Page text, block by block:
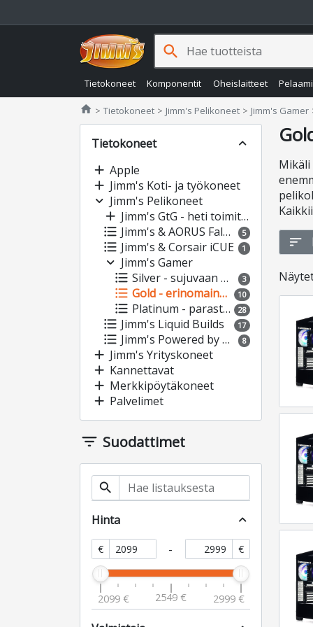
Tietokoneet Komponentit Oheislaitteet
search
home Jimms.fi
Tietokoneet Jimm's Pelikoneet Jimm's Gamer
Tietokoneet
expand_less
add Apple
add Jimm's Koti- ja työkoneet
expand_more Jimm's Pelikoneet
add Jimm's GtG - heti toimitettavissa
format_list_bulleted Jimm's & AORUS Falcons 5
format_list_bulleted Jimm's & Corsair iCUE 1
expand_more Jimm's Gamer
format_list_bulleted Silver - sujuvaan pelaamiseen edullisesti 3
format_list_bulleted Gold - erinomainen hinta-laatusuhde 10
format_list_bulleted Platinum - parasta suorituskykyä 28
format_list_bulleted Jimm's Liquid Builds 17
format_list_bulleted Jimm's Powered by Asus 8
add Jimm's Yrityskoneet
add Kannettavat
add Merkkipöytäkoneet
add Palvelimet
filter_list Suodattimet
search
Hinta expand_less
€ - €
2099 € 2549 € 2999 €
sort